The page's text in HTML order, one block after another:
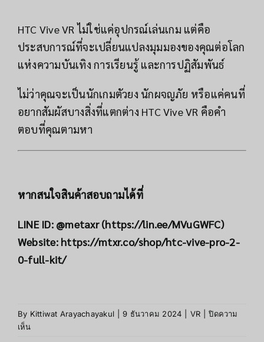
HTC Vive VR ไม่ใช่แค่อุปกรณ์เล่นเกม แต่คือ
ประสบการณ์ที่จะเปลี่ยนแปลงมุมมองของคุณต่อโลก
แห่งความบันเทิง การเรียนรู้ และการปฏิสัมพันธ์
ไม่ว่าคุณจะเป็นนักเกมตัวยง นักผจญภัย หรือแค่คนที่
อยากสัมผัสบางสิ่งที่แตกต่าง HTC Vive VR คือคำ
ตอบที่คุณตามหา
หากสนใจสินค้าสอบถามได้ที่
LINE ID: @metaxr (https://lin.ee/MVuGWFC)
Website: https://mtxr.co/shop/htc-vive-pro-2-
0-full-kit/
By Kittiwat Arayachayakul 9 ธันวาคม 2024 VR
ปิดความ
เห็นบน